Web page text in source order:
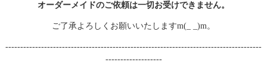
オーダーメイドのご依頼は一切お受けできません。
ご了承よろしくお願いいたしますm(_ _)m。
--------------------------------------------------------------------------------------
-------------------